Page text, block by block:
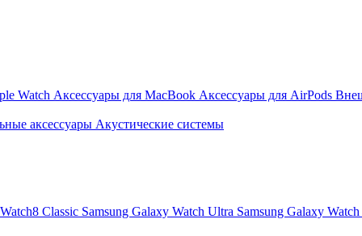
Watch Аксессуары для MacBook Аксессуары для AirPods
аксессуары Акустические системы
Classic Samsung Galaxy Watch Ultra Samsung Galaxy